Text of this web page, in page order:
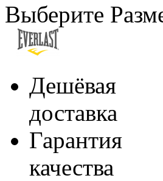
Выберите
Дешёвая
доставка
Гарантия
качества